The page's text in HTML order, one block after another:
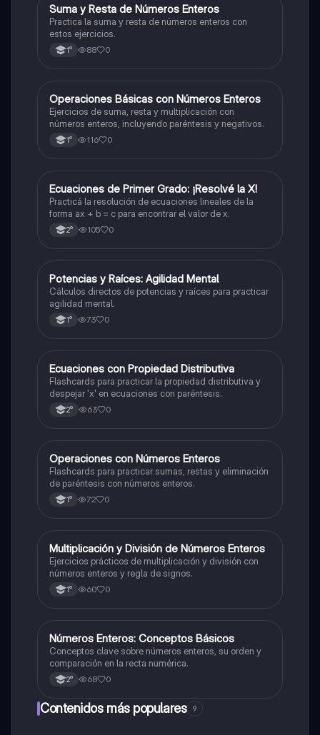
SMatemáticas
Suma y Resta de Números Enteros
Practica la suma y resta de números enteros con
estos ejercicios.
1° 88 0
OMatemáticas
Operaciones Básicas con Números Enteros
Ejercicios de suma, resta y multiplicación con
números enteros, incluyendo paréntesis y negativos.
1° 116 0
EMatemáticas
Ecuaciones de Primer Grado: ¡Resolvé la X!
Practicá la resolución de ecuaciones lineales de la
forma ax + b = c para encontrar el valor de x.
2° 105 0
PMatemáticas
Potencias y Raíces: Agilidad Mental
Cálculos directos de potencias y raíces para practicar
agilidad mental.
1° 73 0
EMatemáticas
Ecuaciones con Propiedad Distributiva
Flashcards para practicar la propiedad distributiva y
despejar 'x' en ecuaciones con paréntesis.
2° 63 0
OMatemáticas
Operaciones con Números Enteros
Flashcards para practicar sumas, restas y eliminación
de paréntesis con números enteros.
1° 72 0
MMatemáticas
Multiplicación y División de Números Enteros
Ejercicios prácticos de multiplicación y división con
números enteros y regla de signos.
1° 60 0
NMatemáticas
Números Enteros: Conceptos Básicos
Conceptos clave sobre números enteros, su orden y
comparación en la recta numérica.
2° 68 0
Contenidos más populares 9